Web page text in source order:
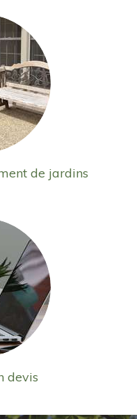
de jardins
devis